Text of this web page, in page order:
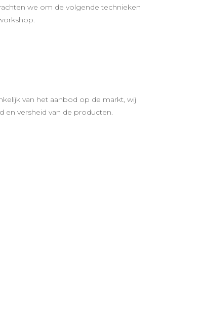
we om de volgende technieken
van het aanbod op de markt, wij
en versheid van de producten.